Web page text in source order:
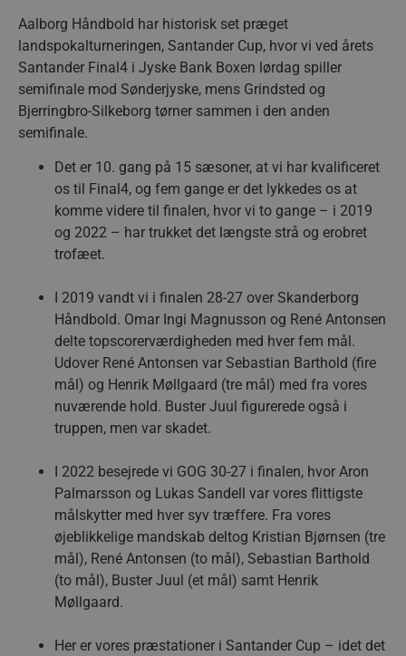
Aalborg Håndbold har historisk set præget
landspokalturneringen, Santander Cup, hvor vi ved årets
Santander Final4 i Jyske Bank Boxen lørdag spiller
semifinale mod Sønderjyske, mens Grindsted og
Bjerringbro-Silkeborg tørner sammen i den anden
semifinale.
Det er 10. gang på 15 sæsoner, at vi har kvalificeret
os til Final4, og fem gange er det lykkedes os at
komme videre til finalen, hvor vi to gange – i 2019
og 2022 – har trukket det længste strå og erobret
trofæet.
I 2019 vandt vi i finalen 28-27 over Skanderborg
Håndbold. Omar Ingi Magnusson og René Antonsen
delte topscorerværdigheden med hver fem mål.
Udover René Antonsen var Sebastian Barthold (fire
mål) og Henrik Møllgaard (tre mål) med fra vores
nuværende hold. Buster Juul figurerede også i
truppen, men var skadet.
I 2022 besejrede vi GOG 30-27 i finalen, hvor Aron
Palmarsson og Lukas Sandell var vores flittigste
målskytter med hver syv træffere. Fra vores
øjeblikkelige mandskab deltog Kristian Bjørnsen (tre
mål), René Antonsen (to mål), Sebastian Barthold
(to mål), Buster Juul (et mål) samt Henrik
Møllgaard.
Her er vores præstationer i Santander Cup – idet det